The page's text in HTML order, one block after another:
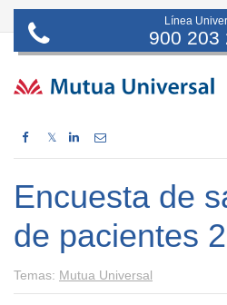
Línea
900 203
𝕏
Encuesta de
de pacientes
Temas: Mutua Universal